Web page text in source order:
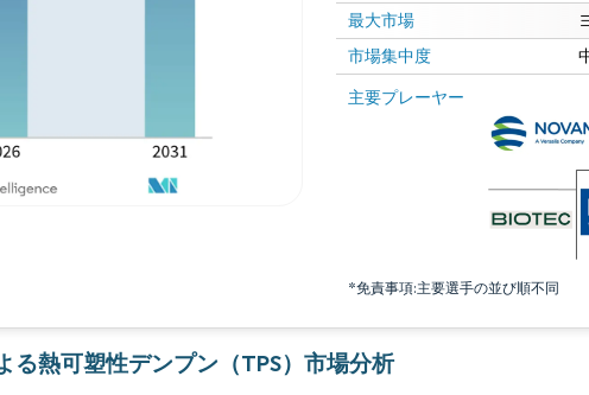
最大市場
市場集中度
主要プレーヤー
*免責事項:主要選手の並び順不同
画像 © Mordor Intelligence。再利用に
熱可塑性デンプン（TPS）市場分析